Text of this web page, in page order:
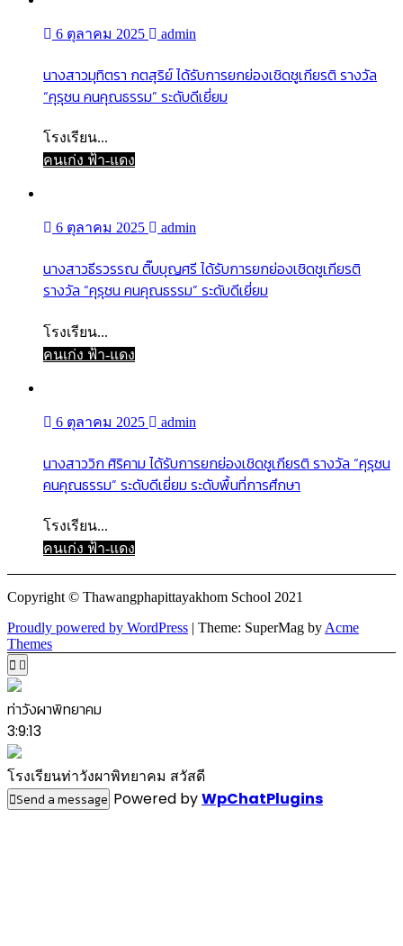
6 ตุลาคม 2025 admin
นางสาวมุทิตรา กตสุริย์ ได้รับการยกย่องเชิดชูเกียรติ รางวัล
“คุรุชน คนคุณธรรม” ระดับดีเยี่ยม
โรงเรียน...
คนเก่ง ฟ้า-แดง
6 ตุลาคม 2025 admin
นางสาวธีรวรรณ ติ๊บบุญศรี ได้รับการยกย่องเชิดชูเกียรติ
รางวัล “คุรุชน คนคุณธรรม” ระดับดีเยี่ยม
โรงเรียน...
คนเก่ง ฟ้า-แดง
6 ตุลาคม 2025 admin
นางสาววิก ศิริคาม ได้รับการยกย่องเชิดชูเกียรติ รางวัล “คุรุชน
คนคุณธรรม” ระดับดีเยี่ยม ระดับพื้นที่การศึกษา
โรงเรียน...
คนเก่ง ฟ้า-แดง
Copyright © Thawangphapittayakhom School 2021
Proudly powered by WordPress | Theme: SuperMag by Acme
Themes
ท่าวังผาพิทยาคม
3:9:13
โรงเรียนท่าวังผาพิทยาคม สวัสดี
Send a message Powered byWpChatPlugins